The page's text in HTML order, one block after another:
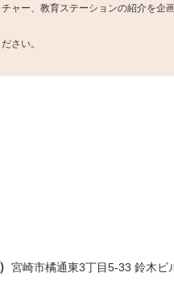
ャー、教育ステーションの紹介を企
さい。
宮崎市橘通東3丁目5-33 鈴木ビ